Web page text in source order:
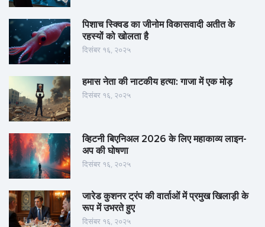
पिशाच स्क्विड का जीनोम विकासवादी अतीत के
रहस्यों को खोलता है
दिसंबर १६, २०२५
हमास नेता की नाटकीय हत्या: गाजा में एक मोड़
दिसंबर १६, २०२५
व्हिटनी बिएनिअल 2026 के लिए महाकाव्य लाइन-
अप की घोषणा
दिसंबर १६, २०२५
जारेड कुशनर ट्रंप की वार्ताओं में प्रमुख खिलाड़ी के
रूप में उभरते हुए
दिसंबर १६, २०२५